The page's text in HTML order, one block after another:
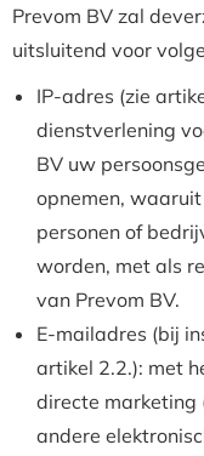
Prevom BV zal
uitsluitend voor
IP-adres (zie
dienstverlening
BV uw
opnemen,
personen of
worden, met als
van Prevom BV.
E-mailadres (bij
artikel 2.2.): met
directe marketing
andere